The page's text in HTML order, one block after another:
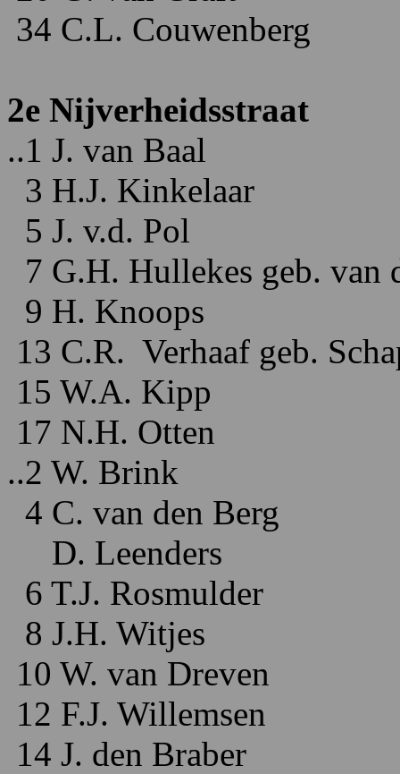
34 C.L. Couwenberg
2e Nijverheidsstraat
..1 J. van Baal
3 H.J. Kinkelaar
5 J. v.d. Pol
7 G.H. Hullekes geb. van
9 H. Knoops
13 C.R. Verhaaf geb.
15 W.A. Kipp
17 N.H. Otten
..2 W. Brink
4 C. van den Berg
D. Leenders
6 T.J. Rosmulder
8 J.H. Witjes
10 W. van Dreven
12 F.J. Willemsen
14 J. den Braber